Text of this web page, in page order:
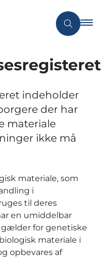
indeholder
der har
materiale
ikke må
materiale, som
i
til deres
en umiddelbar
for genetiske
materiale i
opbevares af